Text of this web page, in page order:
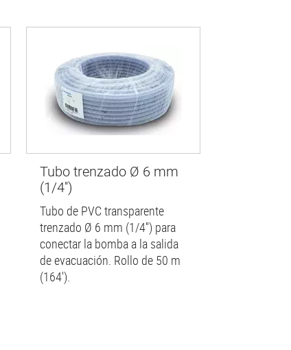
Tubo trenzado Ø 6 mm
(1/4'')
Tubo de PVC transparente
trenzado Ø 6 mm (1/4'') para
conectar la bomba a la salida
de evacuación. Rollo de 50 m
(164').